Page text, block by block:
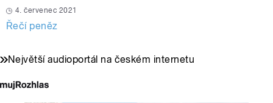
4. červenec 2021
Řečí peněz
Největší audioportál na českém internetu